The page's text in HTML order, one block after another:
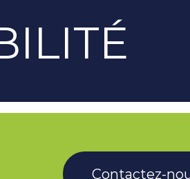
Contactez-